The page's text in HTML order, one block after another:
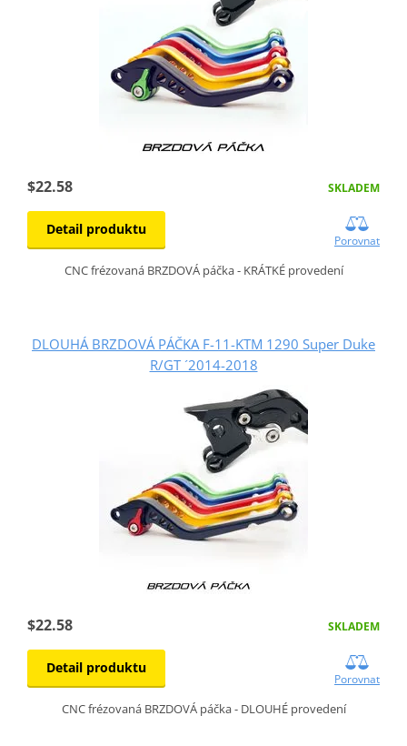
$22.58 SKLADEM
Detail produktu
Porovnat
CNC frézovaná BRZDOVÁ páčka - KRÁTKÉ provedení
DLOUHÁ BRZDOVÁ PÁČKA F-11-KTM 1290 Super Duke
R/GT ´2014-2018
$22.58 SKLADEM
Detail produktu
Porovnat
CNC frézovaná BRZDOVÁ páčka - DLOUHÉ provedení